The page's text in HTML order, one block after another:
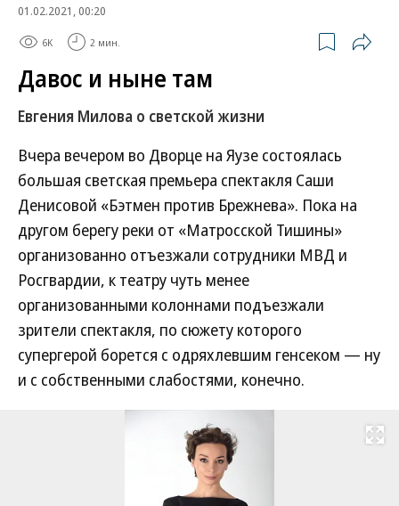
01.02.2021, 00:20
6K 2 мин.
Давос и ныне там
Евгения Милова о светской жизни
Вчера вечером во Дворце на Яузе состоялась
большая светская премьера спектакля Саши
Денисовой «Бэтмен против Брежнева». Пока на
другом берегу реки от «Матросской Тишины»
организованно отъезжали сотрудники МВД и
Росгвардии, к театру чуть менее
организованными колоннами подъезжали
зрители спектакля, по сюжету которого
супергерой борется с одряхлевшим генсеком — ну
и с собственными слабостями, конечно.
Развернуть